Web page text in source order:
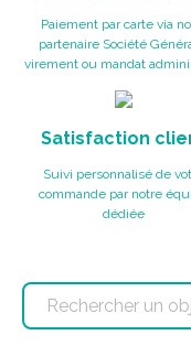
Paiement par carte via
partenaire Société
virement ou mandat
Satisfaction
Suivi personnalisé de
commande par notre
dédiée